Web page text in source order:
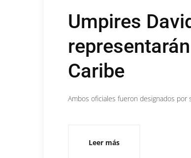
Umpires
Caribe
Ambos oficiales fueron designados
Leer más